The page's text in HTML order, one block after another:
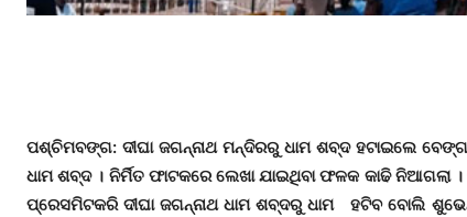
ପଶ୍ଚିମବଙ୍ଗ: ଦୀଘା ଜଗନ୍ନାଥ ମନ୍ଦିରରୁ ଧାମ ଶବ୍ଦ ହଟାଇଲେ
ଧାମ ଶବ୍ଦ । ନିର୍ମିତ ଫାଟକରେ ଲେଖା ଯାଇଥିବା ଫଳକ କାଢି ନିଆଗଲା
ପ୍ରେସମିଟକରି ଦୀଘା ଜଗନ୍ନାଥ ଧାମ ଶବ୍ଦରୁ ଧାମ ହଟିବ ବୋଲି